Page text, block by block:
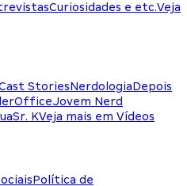
Curiosidades e etc.Veja
StoriesNerdologiaDepois
Jovem Nerd
Sr. KVeja mais em Vídeos
Política de